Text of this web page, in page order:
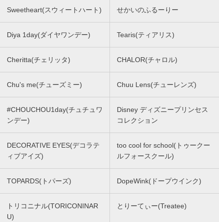
Sweetheart(スウィートハート) せかいのふるーりー
Diya 1day(ダイヤワンデー) Tearis(ティアリス)
Cheritta(チェリッタ) CHALOR(チャロル)
Chu's me(チューズミー) Chuu Lens(チューレンズ)
#CHOUCHOU1day(チュチュワ
ンデー)
Disney ディズニープリンセス
コレクション
DECORATIVE EYES(デコラテ
ィブアイズ)
too cool for school(トゥークー
ルフォースクール)
TOPARDS(トパーズ) DopeWink(ドープウインク)
トリコニナル(TORICONINAR
U)
とりーてぃー(Treatee)